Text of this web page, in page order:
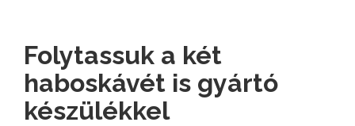
Folytassuk a két
haboskávét is gyártó
készülékkel